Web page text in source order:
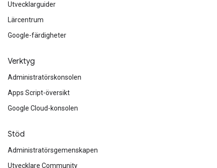
Utvecklarguider
Lärcentrum
Google-färdigheter
Verktyg
Administratörskonsolen
Apps Script-översikt
Google Cloud-konsolen
Stöd
Administratörsgemenskapen
Utvecklare Community